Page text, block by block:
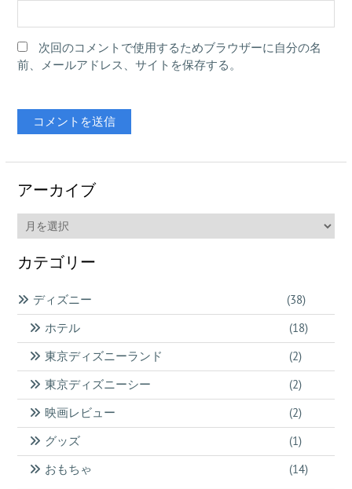
次回のコメントで使用するためブラウザーに自分の名
前、メールアドレス、サイトを保存する。
アーカイブ
ア
ー
カ
イ
カテゴリー
ディズニー
(38)
ホテル
(18)
東京ディズニーランド
(2)
東京ディズニーシー
(2)
映画レビュー
(2)
グッズ
(1)
おもちゃ
(14)